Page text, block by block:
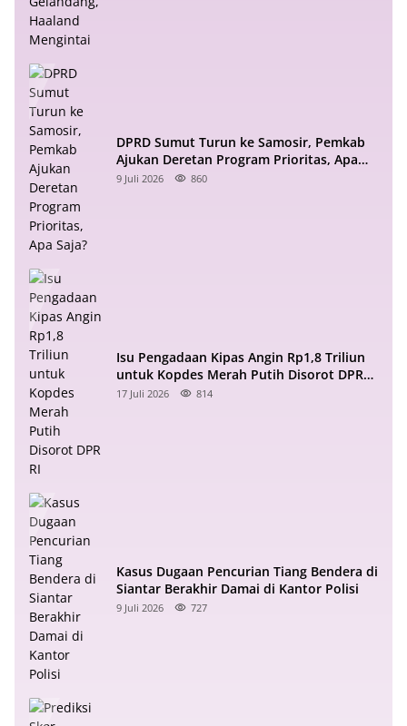
DPRD Sumut Turun ke Samosir, Pemkab
Ajukan Deretan Program Prioritas, Apa
Saja?
9 Juli 2026 860
Isu Pengadaan Kipas Angin Rp1,8 Triliun
untuk Kopdes Merah Putih Disorot DPR
RI
17 Juli 2026 814
Kasus Dugaan Pencurian Tiang Bendera di
Siantar Berakhir Damai di Kantor Polisi
9 Juli 2026 727